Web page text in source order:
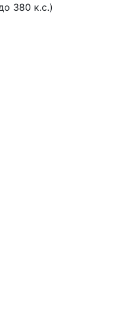
380 к.с.)